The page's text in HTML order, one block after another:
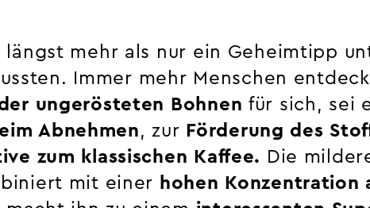
längst mehr als nur ein Geheimtipp
Immer mehr Menschen
ungerösteten Bohnen für sich, sei
Abnehmen, zur Förderung des
zum klassischen Kaffee. Die
mit einer hohen Konzentration